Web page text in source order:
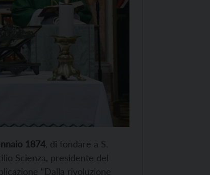
1874 , di fondare a S.
Scienza, presidente del
“Dalla rivoluzione